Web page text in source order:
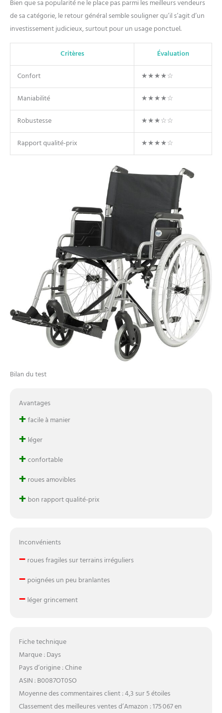
Bien que sa popularité ne le place pas parmi les meilleurs vendeurs
de sa catégorie, le retour général semble souligner qu’il s’agit d’un
investissement judicieux, surtout pour un usage ponctuel.
Critères
Évaluation
Confort
★★★★☆
Maniabilité
★★★★☆
Robustesse
★★★☆☆
Rapport qualité-prix
★★★★☆
Bilan du test
Avantages
+facile à manier
+ léger
+confortable
+ roues amovibles
+ bon rapport qualité-prix
Inconvénients
– roues fragiles sur terrains irréguliers
– poignées un peu branlantes
– léger grincement
Fiche technique
Marque : Days
Pays d’origine : Chine
ASIN : B0087OT0SO
Moyenne des commentaires client : 4,3 sur 5 étoiles
Classement des meilleures ventes d’Amazon : 175 067 en